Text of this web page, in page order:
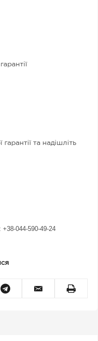
гарантії та надішліть
+38-044-590-49-24